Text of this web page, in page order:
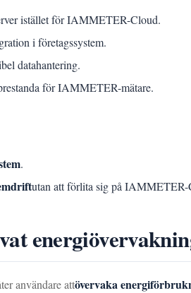
istället för IAMMETER-Cloud.
i företagssystem.
datahantering.
för IAMMETER-mätare.
.
utan att förlita sig på IAMMETER-
användare attövervaka